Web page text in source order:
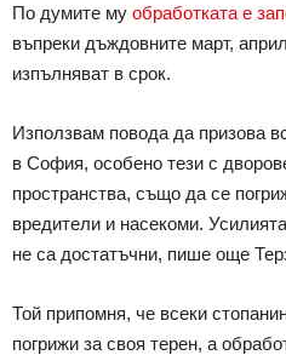
По думите му обработката е
въпреки дъждовните март,
изпълняват в срок.
Използвам повода да призова
в София, особено тези с
пространства, също да се
вредители и насекоми.
не са достатъчни, пише още
Той припомня, че всеки
погрижи за своя терен, а